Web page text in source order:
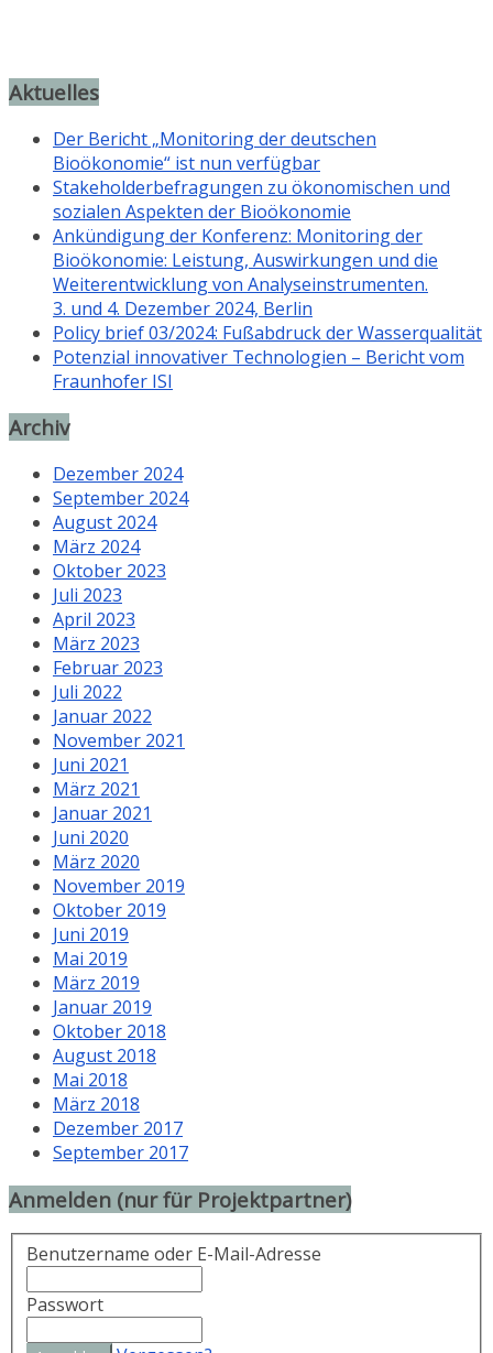
Aktuelles
Der Bericht „Monitoring der deutschen
Bioökonomie“ ist nun verfügbar
Stakeholderbefragungen zu ökonomischen und
sozialen Aspekten der Bioökonomie
Ankündigung der Konferenz: Monitoring der
Bioökonomie: Leistung, Auswirkungen und die
Weiterentwicklung von Analyseinstrumenten.
3. und 4. Dezember 2024, Berlin
Policy brief 03/2024: Fußabdruck der Wasserqualität
Potenzial innovativer Technologien – Bericht vom
Fraunhofer ISI
Archiv
Dezember 2024
September 2024
August 2024
März 2024
Oktober 2023
Juli 2023
April 2023
März 2023
Februar 2023
Juli 2022
Januar 2022
November 2021
Juni 2021
März 2021
Januar 2021
Juni 2020
März 2020
November 2019
Oktober 2019
Juni 2019
Mai 2019
März 2019
Januar 2019
Oktober 2018
August 2018
Mai 2018
März 2018
Dezember 2017
September 2017
Anmelden (nur für Projektpartner)
Benutzername oder E-Mail-Adresse
Passwort